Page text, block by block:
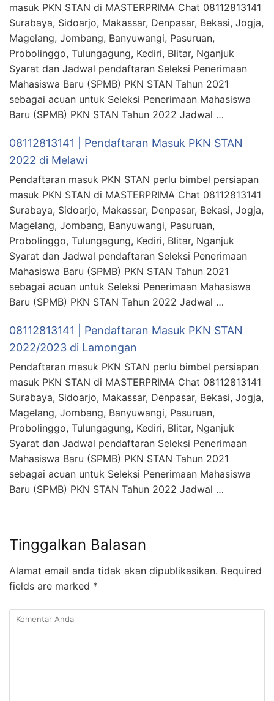
masuk PKN STAN di MASTERPRIMA Chat 08112813141
Surabaya, Sidoarjo, Makassar, Denpasar, Bekasi, Jogja,
Magelang, Jombang, Banyuwangi, Pasuruan,
Probolinggo, Tulungagung, Kediri, Blitar, Nganjuk
Syarat dan Jadwal pendaftaran Seleksi Penerimaan
Mahasiswa Baru (SPMB) PKN STAN Tahun 2021
sebagai acuan untuk Seleksi Penerimaan Mahasiswa
Baru (SPMB) PKN STAN Tahun 2022 Jadwal …
08112813141 | Pendaftaran Masuk PKN STAN
2022 di Melawi
Pendaftaran masuk PKN STAN perlu bimbel persiapan
masuk PKN STAN di MASTERPRIMA Chat 08112813141
Surabaya, Sidoarjo, Makassar, Denpasar, Bekasi, Jogja,
Magelang, Jombang, Banyuwangi, Pasuruan,
Probolinggo, Tulungagung, Kediri, Blitar, Nganjuk
Syarat dan Jadwal pendaftaran Seleksi Penerimaan
Mahasiswa Baru (SPMB) PKN STAN Tahun 2021
sebagai acuan untuk Seleksi Penerimaan Mahasiswa
Baru (SPMB) PKN STAN Tahun 2022 Jadwal …
08112813141 | Pendaftaran Masuk PKN STAN
2022/2023 di Lamongan
Pendaftaran masuk PKN STAN perlu bimbel persiapan
masuk PKN STAN di MASTERPRIMA Chat 08112813141
Surabaya, Sidoarjo, Makassar, Denpasar, Bekasi, Jogja,
Magelang, Jombang, Banyuwangi, Pasuruan,
Probolinggo, Tulungagung, Kediri, Blitar, Nganjuk
Syarat dan Jadwal pendaftaran Seleksi Penerimaan
Mahasiswa Baru (SPMB) PKN STAN Tahun 2021
sebagai acuan untuk Seleksi Penerimaan Mahasiswa
Baru (SPMB) PKN STAN Tahun 2022 Jadwal …
Tinggalkan Balasan
Alamat email anda tidak akan dipublikasikan. Required
fields are marked *